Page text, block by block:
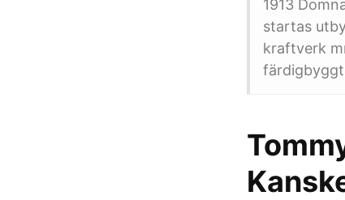
1913
startas
kraftverk